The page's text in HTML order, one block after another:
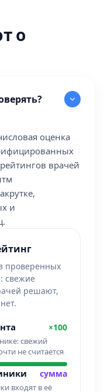
о
оценка
врачей
и
проверенных
свежие
решают,
×100
свежий
не считается
сумма
входят в её